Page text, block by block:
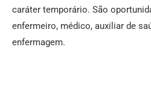
caráter temporário. São
enfermeiro, médico, auxiliar de
enfermagem.